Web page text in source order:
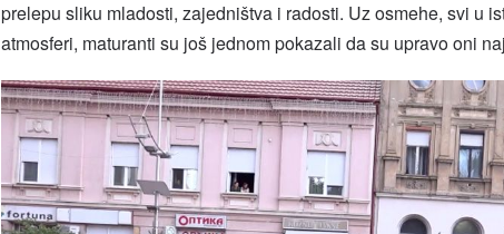
prelepu sliku mladosti, zajedništva i radosti. Uz osmehe, svi u
atmosferi, maturanti su još jednom pokazali da su upravo oni